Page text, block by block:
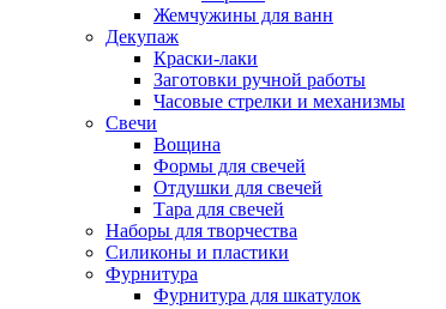
Жемчужины для ванн
Декупаж
Краски-лаки
Заготовки ручной работы
Часовые стрелки и механизмы
Свечи
Вощина
Формы для свечей
Отдушки для свечей
Тара для свечей
Наборы для творчества
Силиконы и пластики
Фурнитура
Фурнитура для шкатулок